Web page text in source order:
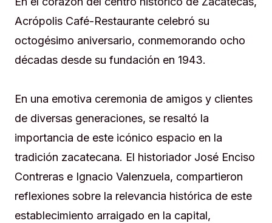
Acrópolis Café-Restaurante celebró su
octogésimo aniversario, conmemorando ocho
décadas desde su fundación en 1943.
En una emotiva ceremonia de amigos y clientes
de diversas generaciones, se resaltó la
importancia de este icónico espacio en la
tradición zacatecana. El historiador José Enciso
Contreras e Ignacio Valenzuela, compartieron
reflexiones sobre la relevancia histórica de este
establecimiento arraigado en la capital,